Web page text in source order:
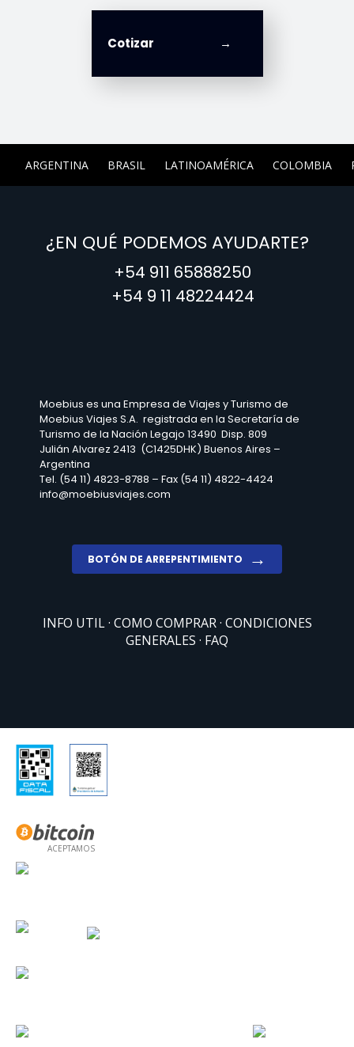
Cotizar
ARGENTINA BRASIL LATINOAMÉRICA COLOMBIA
¿EN QUÉ PODEMOS AYUDARTE?
+54 911 65888250
+54 9 11 48224424
Moebius es una Empresa de Viajes y Turismo de
Moebius Viajes S.A. registrada en la Secretaría de
Turismo de la Nación Legajo 13490 Disp. 809
Julián Alvarez 2413 (C1425DHK) Buenos Aires –
Argentina
Tel. (54 11) 4823-8788 – Fax (54 11) 4822-4424
info@moebiusviajes.com
BOTÓN DE ARREPENTIMIENTO
INFO UTIL COMO COMPRAR CONDICIONES
GENERALES FAQ
ACEPTAMOS